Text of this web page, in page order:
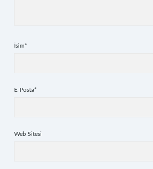
İsim*
E-Posta*
Web Sitesi